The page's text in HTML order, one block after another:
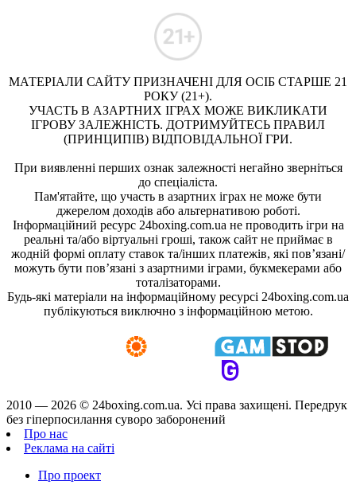
МАТЕРІАЛИ САЙТУ ПРИЗНАЧЕНІ ДЛЯ ОСІБ СТАРШЕ 21
РОКУ (21+).
УЧАСТЬ В АЗАРТНИХ ІГРАХ МОЖЕ ВИКЛИКАТИ
ІГРОВУ ЗАЛЕЖНІСТЬ. ДОТРИМУЙТЕСЬ ПРАВИЛ
(ПРИНЦИПІВ) ВІДПОВІДАЛЬНОЇ ГРИ.
При виявленні перших ознак залежності негайно зверніться
до спеціаліста.
Пам'ятайте, що участь в азартних іграх не може бути
джерелом доходів або альтернативою роботі.
Інформаційний ресурс 24boxing.com.ua не проводить ігри на
реальні та/або віртуальні гроші, також сайт не приймає в
жодній формі оплату ставок та/інших платежів, які пов’язані/
можуть бути пов’язані з азартними іграми, букмекерами або
тоталізаторами.
Будь-які матеріали на інформаційному ресурсі 24boxing.com.ua
публікуються виключно з інформаційною метою.
2010 — 2026 © 24boxing.com.ua. Усi права захищенi. Передрук
без гіперпосилання суворо заборонений
Про нас
Реклама на сайті
Про проект